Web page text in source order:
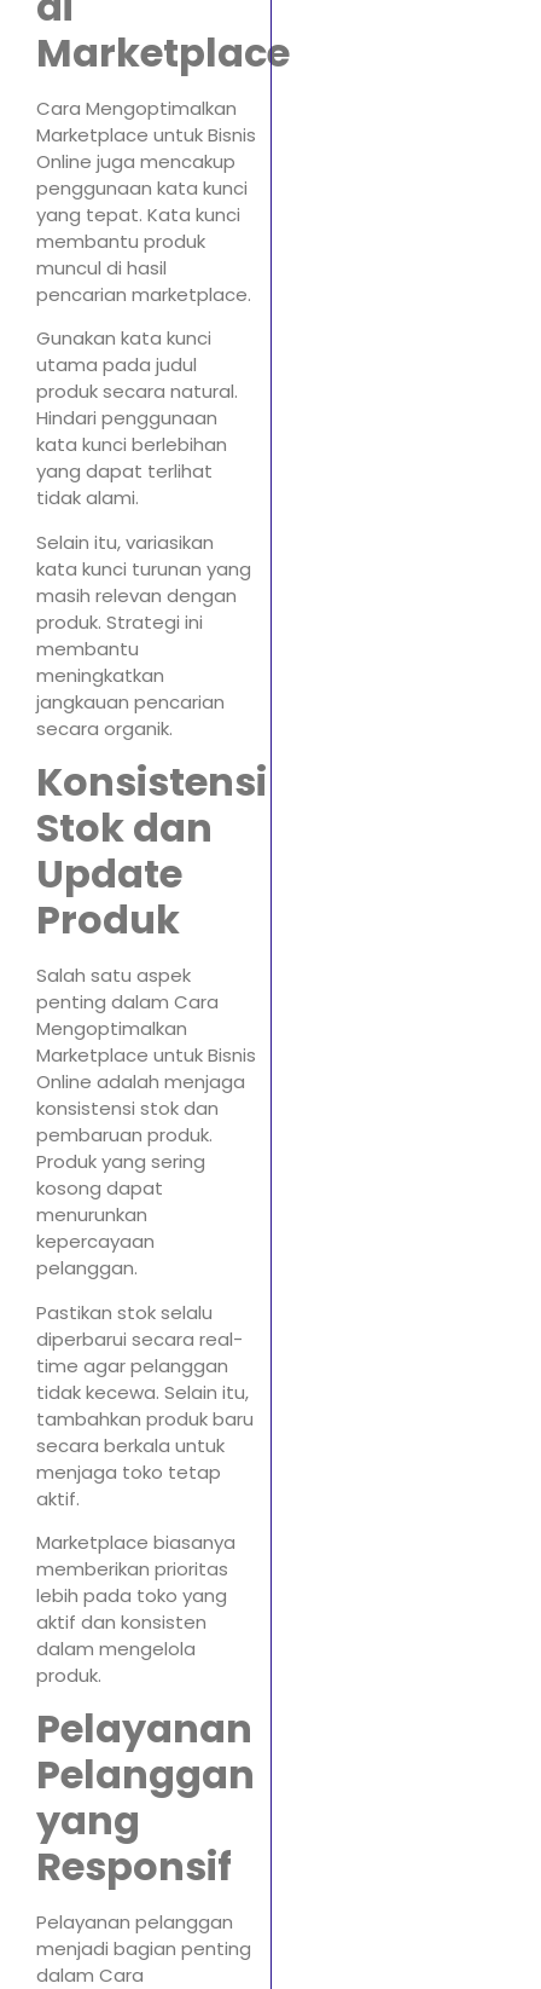
Marketplace
Cara Mengoptimalkan
Marketplace untuk Bisnis
Online juga mencakup
penggunaan kata kunci
yang tepat. Kata kunci
membantu produk
muncul di hasil
pencarian marketplace.
Gunakan kata kunci
utama pada judul
produk secara natural.
Hindari penggunaan
kata kunci berlebihan
yang dapat terlihat
tidak alami.
Selain itu, variasikan
kata kunci turunan yang
masih relevan dengan
produk. Strategi ini
membantu
meningkatkan
jangkauan pencarian
secara organik.
Konsistensi
Stok dan
Update
Produk
Salah satu aspek
penting dalam Cara
Mengoptimalkan
Marketplace untuk Bisnis
Online adalah menjaga
konsistensi stok dan
pembaruan produk.
Produk yang sering
kosong dapat
menurunkan
kepercayaan
pelanggan.
Pastikan stok selalu
diperbarui secara real-
time agar pelanggan
tidak kecewa. Selain itu,
tambahkan produk baru
secara berkala untuk
menjaga toko tetap
aktif.
Marketplace biasanya
memberikan prioritas
lebih pada toko yang
aktif dan konsisten
dalam mengelola
produk.
Pelayanan
Pelanggan
yang
Responsif
Pelayanan pelanggan
menjadi bagian penting
dalam Cara